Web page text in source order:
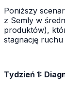
Poniższy
z Semly w
produktów),
stagnację
Tydzień 1: